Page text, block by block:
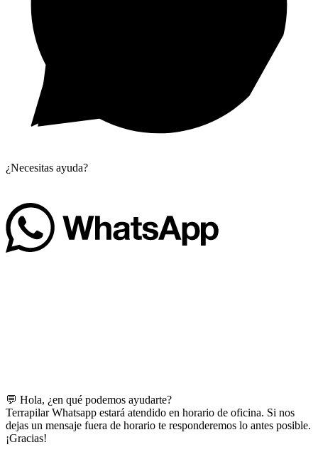
¿Necesitas ayuda?
💬 Hola, ¿en qué podemos ayudarte?
Terrapilar Whatsapp estará atendido en horario de oficina. Si nos
dejas un mensaje fuera de horario te responderemos lo antes posible.
¡Gracias!